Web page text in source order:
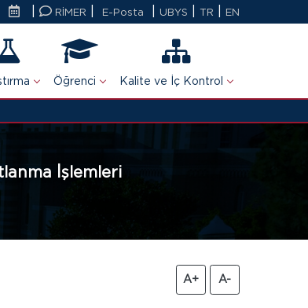
RİMER E-Posta UBYS TR EN
Öğrenci Kalite ve İç Kontrol
İşlemleri
A+ A-